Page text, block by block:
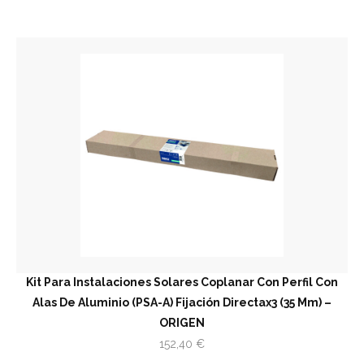
Kit Para Instalaciones Solares Coplanar Con Perfil Con
Alas De Aluminio (PSA-A) Fijación Directax3 (35 Mm) –
ORIGEN
152,40 €